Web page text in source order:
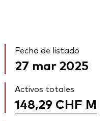
Fecha de listado
27 mar 2025
Activos totales
148,29 CHF M